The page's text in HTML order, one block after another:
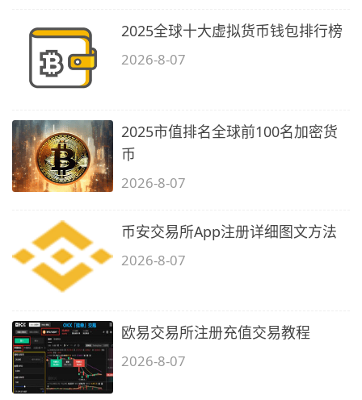
2025全球十大虚拟货币钱包排行榜
2026-8-07
2025市值排名全球前100名加密货
币
2026-8-07
币安交易所App注册详细图文方法
2026-8-07
欧易交易所注册充值交易教程
2026-8-07